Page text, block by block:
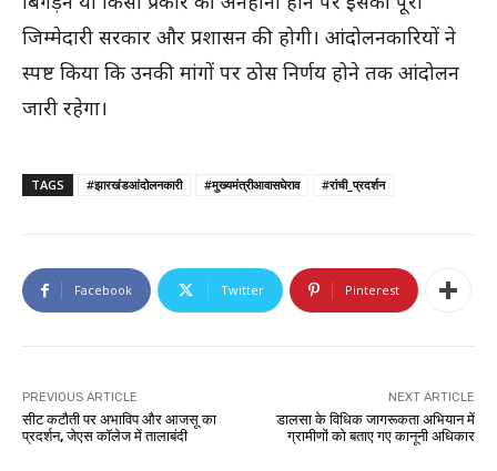
जिम्मेदारी सरकार और प्रशासन की होगी। आंदोलनकारियों ने
स्पष्ट किया कि उनकी मांगों पर ठोस निर्णय होने तक आंदोलन
जारी रहेगा।
TAGS #झारखंडआंदोलनकारी #मुख्यमंत्रीआवासघेराव #रांची_प्रदर्शन
Facebook Twitter Pinterest
PREVIOUS ARTICLE
सीट कटौती पर अभाविप और आजसू का
प्रदर्शन, जेएस कॉलेज में तालाबंदी
NEXT ARTICLE
डालसा के विधिक जागरूकता अभियान में
ग्रामीणों को बताए गए कानूनी अधिकार